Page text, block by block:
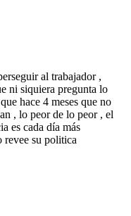
al trabajador ,
ni siquiera pregunta lo
hace 4 meses que no
, lo peor de lo peor , el
es cada día más
revee su politica